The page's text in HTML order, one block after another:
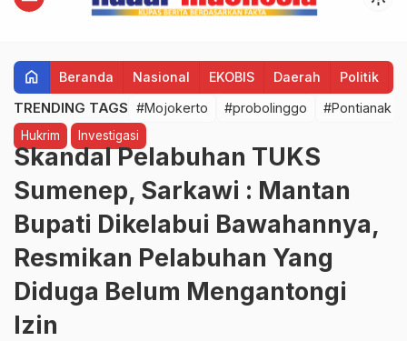
home Beranda Nasional EKOBIS Daerah Politik
TRENDING TAGS #Mojokerto #probolinggo #Pontianak
Hukrim Investigasi
Skandal Pelabuhan TUKS
Sumenep, Sarkawi : Mantan
Bupati Dikelabui Bawahannya,
Resmikan Pelabuhan Yang
Diduga Belum Mengantongi
Izin